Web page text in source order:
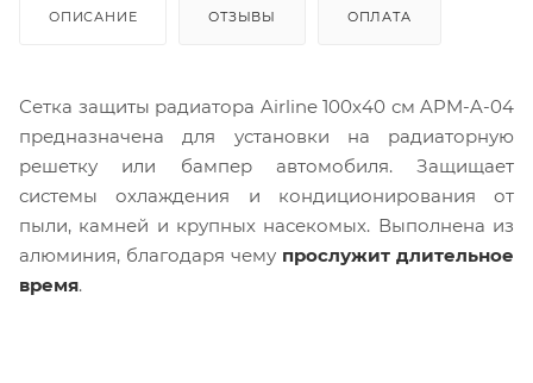
ОПИСАНИЕ ОТЗЫВЫ ОПЛАТА
Сетка защиты радиатора Airline 100х40 см APM-A-04
предназначена для установки на радиаторную
решетку или бампер автомобиля. Защищает
системы охлаждения и кондиционирования от
пыли, камней и крупных насекомых. Выполнена из
алюминия, благодаря чему прослужит длительное
время.